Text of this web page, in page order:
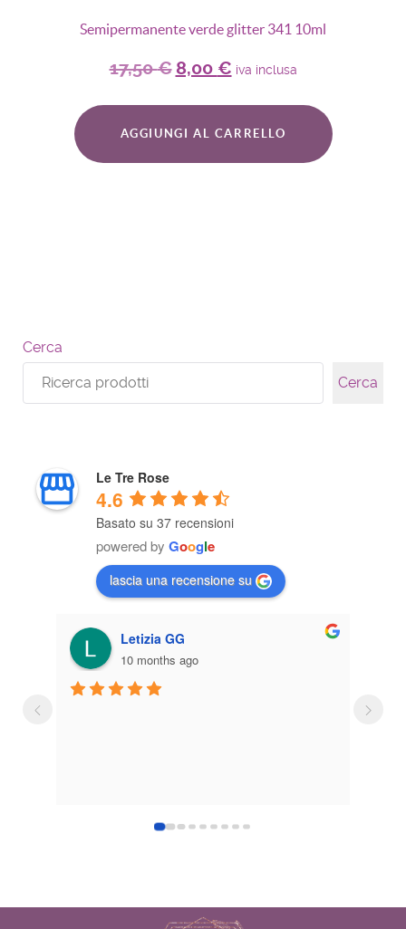
Semipermanente verde glitter 341 10ml
17,50€ 8,00 € iva inclusa
AGGIUNGI AL CARRELLO
Cerca
Cerca
Le Tre Rose
4.6
Basato su 37 recensioni
powered by Google
lascia una recensione su
Letizia GG
10 months ago